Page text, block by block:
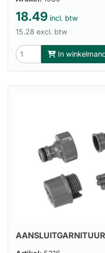
18.49 incl. btw
15.28 excl. btw
In